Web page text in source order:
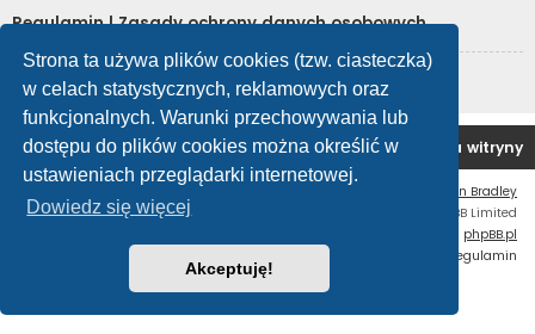
Strona ta używa plików cookies (tzw. ciasteczka)
w celach statystycznych, reklamowych oraz
funkcjonalnych. Warunki przechowywania lub
dostępu do plików cookies można określić w
ustawieniach przeglądarki internetowej.
Dowiedz się więcej
Akceptuję!
Regulamin|Zasady ochrony danych osobowych
Zarejestruj się
Forum OC PL Strona główna Usuń ciasteczka witryny
Ian Bradley
Technologię dostarcza
® Forum Software © phpBB Limited
phpBB.pl
Regulamin